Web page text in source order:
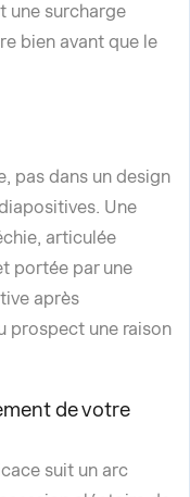
une surcharge
bien avant que le
pas dans un design
Une
articulée
portée par une
après
prospect une raison
de votre
suit un arc